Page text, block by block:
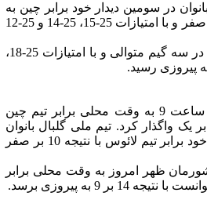
در سومین دیدار خود برابر چین به
میدان رفت و نتیجه را 3 بر صفر و با امتیازات 25-15، 25-14 و 25-12
* تیم مردان کشورمان نیز در سه گیم متوالی و با امتیازات 25-18،
* تیم ملی بانوان ایران از ساعت 9 به وقت محلی برابر تیم چین
قرار گرفت و نتیجه را 10 بر یک واگذار کرد. تیم ملی گلبال بانوان
ایران در دیگر دیدار امروز خود برابر تیم لائوس با نتیجه 10 بر صفر
ظهر امروز به وقت محلی برابر
بر 9 به پیروزی برسد.